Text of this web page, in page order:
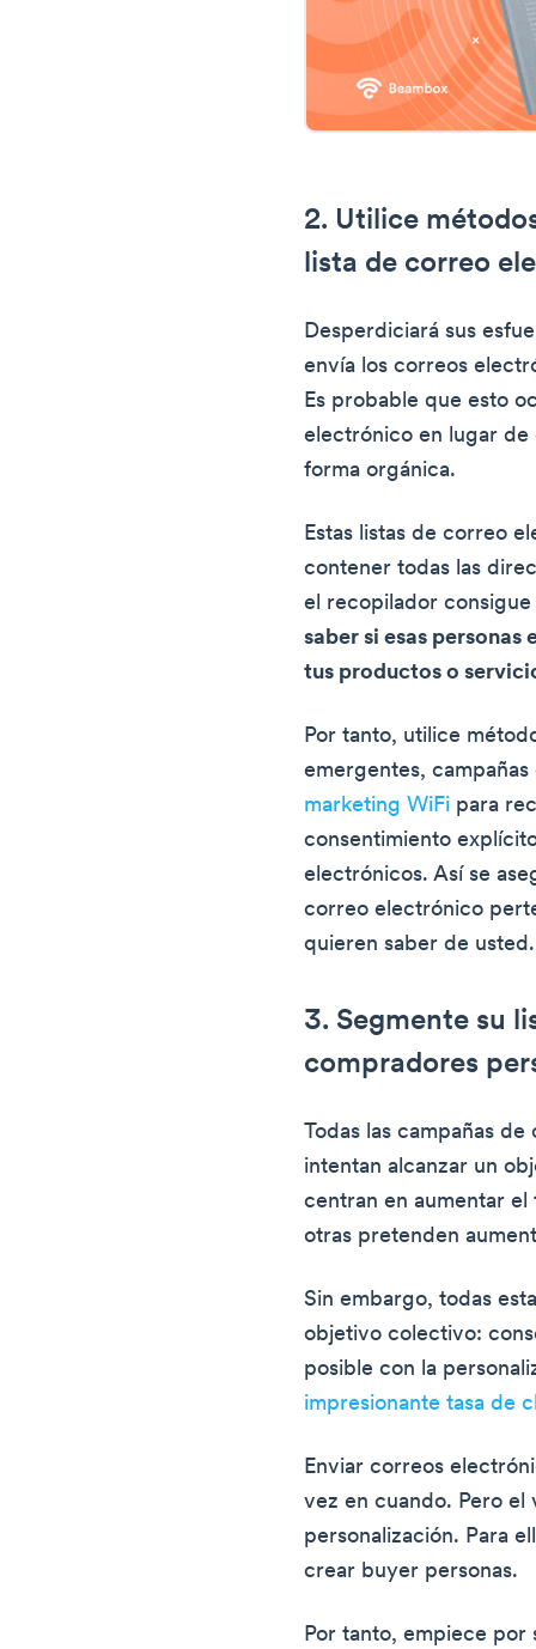
2. Utilice
lista de correo
Desperdiciará sus
envía los correos
Es probable que esto
electrónico en lugar
forma orgánica.
Estas listas de correo
contener todas las
el recopilador
saber si esas personas
tus productos o
Por tanto, utilice
emergentes,
marketing WiFi para
consentimiento
electrónicos. Así se
correo electrónico
quieren saber de usted.
3. Segmente su
compradores
Todas las campañas
intentan alcanzar un
centran en aumentar
otras pretenden
Sin embargo, todas
objetivo colectivo:
posible con la
impresionante tasa de
Enviar correos
vez en cuando. Pero
personalización. Para
crear buyer personas.
Por tanto, empiece por